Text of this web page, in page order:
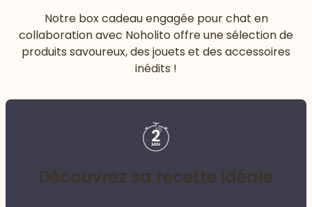
Notre box cadeau engagée pour chat en
collaboration avec Noholito offre une sélection de
produits savoureux, des jouets et des accessoires
inédits !
Découvrez sa recette idéale